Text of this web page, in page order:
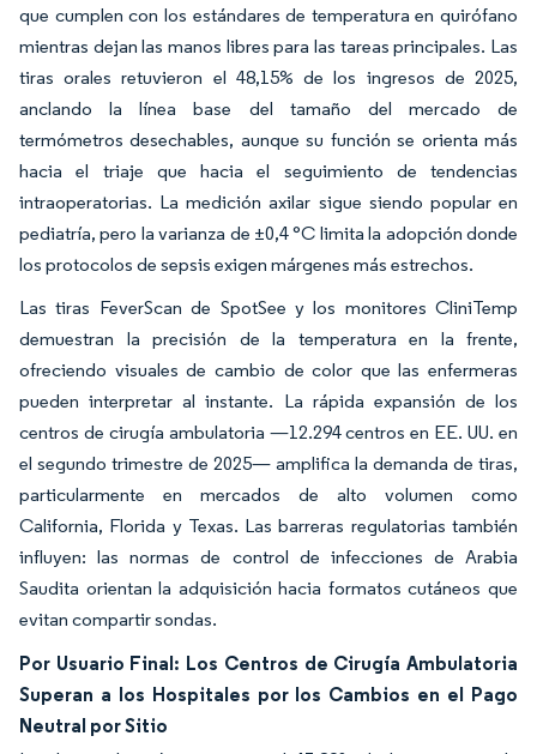
que cumplen con los estándares de temperatura en quirófano
mientras dejan las manos libres para las tareas principales. Las
tiras orales retuvieron el 48,15% de los ingresos de 2025,
anclando la línea base del tamaño del mercado de
termómetros desechables, aunque su función se orienta más
hacia el triaje que hacia el seguimiento de tendencias
intraoperatorias. La medición axilar sigue siendo popular en
pediatría, pero la varianza de ±0,4 °C limita la adopción donde
los protocolos de sepsis exigen márgenes más estrechos.
Las tiras FeverScan de SpotSee y los monitores CliniTemp
demuestran la precisión de la temperatura en la frente,
ofreciendo visuales de cambio de color que las enfermeras
pueden interpretar al instante. La rápida expansión de los
centros de cirugía ambulatoria —12.294 centros en EE. UU. en
el segundo trimestre de 2025— amplifica la demanda de tiras,
particularmente en mercados de alto volumen como
California, Florida y Texas. Las barreras regulatorias también
influyen: las normas de control de infecciones de Arabia
Saudita orientan la adquisición hacia formatos cutáneos que
evitan compartir sondas.
Por Usuario Final: Los Centros de Cirugía Ambulatoria
Superan a los Hospitales por los Cambios en el Pago
Neutral por Sitio